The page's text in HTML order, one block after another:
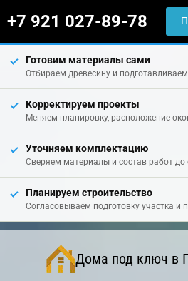
+7 921 027-89-78
Готовим материалы сами
Отбираем древесину и
Корректируем проекты
Меняем планировку, расположение
Уточняем комплектацию
Сверяем материалы и состав работ до
Планируем строительство
Согласовываем подготовку участка и
Дома под ключ в